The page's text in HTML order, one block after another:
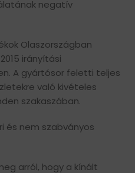
negatív
Olaszországban
irányítási
A gyártósor feletti teljes
való kivételes
szakaszában.
és nem szabványos
arról, hogy a kínált